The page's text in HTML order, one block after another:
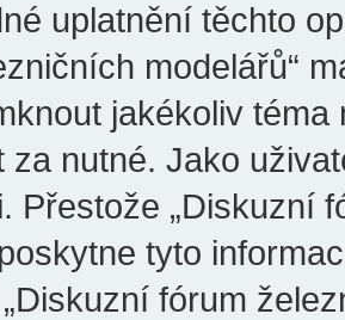
uplatnění těchto
modelářů“
jakékoliv
za nutné. Jako
Přestože „Diskuzní
tyto
fórum